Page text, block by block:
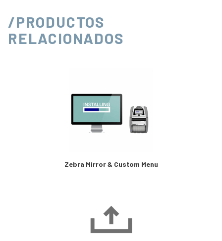
/PRODUCTOS
RELACIONADOS
Zebra Mirror & Custom Menu